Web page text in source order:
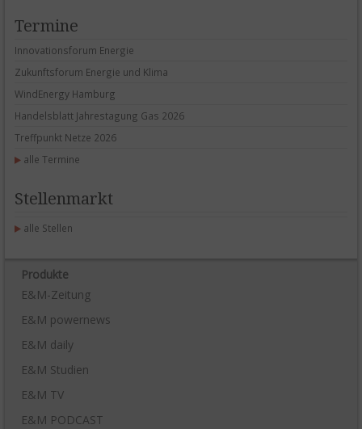
Termine
In­no­va­ti­ons­forum En­er­gie
Zu­kunfts­forum En­er­gie und Kli­ma
Wind­E­n­er­gy Ham­burg
Han­dels­blatt Jah­res­ta­gung Gas 2026
Treff­punkt Net­ze 2026
alle Termine
Stellenmarkt
alle Stellen
Produkte
E&M-Zeitung
E&M powernews
E&M daily
E&M Studien
E&M TV
E&M PODCAST